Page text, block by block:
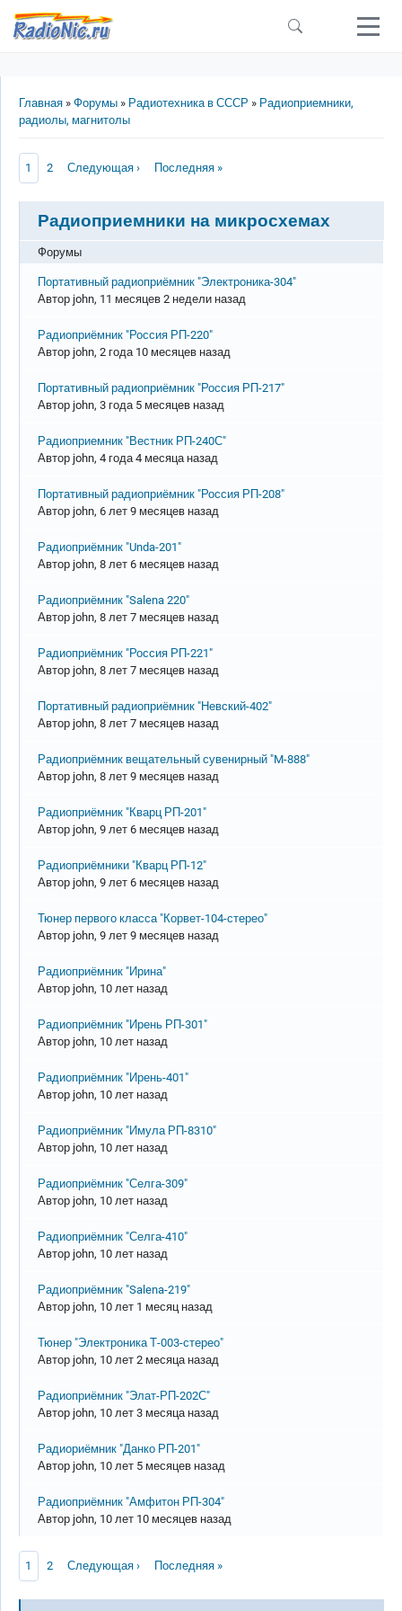
Перейти к основному содержанию
Строка навигации
Главная Форумы Радиотехника в СССР
Радиоприемники,
радиолы, магнитолы
Нумерация страниц
Текущая страница
1 Page
2 Следующая страница
Следующая › Последняя страница
Последняя »
Радиоприемники на микросхемах
Форумы
Обычная тема
Портативный радиоприёмник "Электроника-304"
Автор john, 11 месяцев 2 недели назад
Обычная тема
Радиоприёмник "Россия РП-220"
Автор john, 2 года 10 месяцев назад
Обычная тема
Портативный радиоприёмник "Россия РП-217"
Автор john, 3 года 5 месяцев назад
Обычная тема
Радиоприемник "Вестник РП-240С"
Автор john, 4 года 4 месяца назад
Обычная тема
Портативный радиоприёмник "Россия РП-208"
Автор john, 6 лет 9 месяцев назад
Обычная тема
Радиоприёмник "Unda-201"
Автор john, 8 лет 6 месяцев назад
Обычная тема
Радиоприёмник "Salena 220"
Автор john, 8 лет 7 месяцев назад
Обычная тема
Радиоприёмник "Россия РП-221"
Автор john, 8 лет 7 месяцев назад
Обычная тема
Портативный радиоприёмник "Невский-402"
Автор john, 8 лет 7 месяцев назад
Обычная тема
Радиоприёмник вещательный сувенирный "M-888"
Автор john, 8 лет 9 месяцев назад
Обычная тема
Радиоприёмник "Кварц РП-201"
Автор john, 9 лет 6 месяцев назад
Обычная тема
Радиоприёмники "Кварц РП-12"
Автор john, 9 лет 6 месяцев назад
Обычная тема
Тюнер первого класса "Корвет-104-стерео"
Автор john, 9 лет 9 месяцев назад
Обычная тема
Радиоприёмник "Ирина"
Автор john, 10 лет назад
Обычная тема
Радиоприёмник "Ирень РП-301"
Автор john, 10 лет назад
Обычная тема
Радиоприёмник "Ирень-401"
Автор john, 10 лет назад
Обычная тема
Радиоприёмник "Имула РП-8310"
Автор john, 10 лет назад
Обычная тема
Радиоприёмник "Селга-309"
Автор john, 10 лет назад
Обычная тема
Радиоприёмник "Селга-410"
Автор john, 10 лет назад
Обычная тема
Радиоприёмник "Salena-219"
Автор john, 10 лет 1 месяц назад
Обычная тема
Тюнер "Электроника Т-003-стерео"
Автор john, 10 лет 2 месяца назад
Обычная тема
Радиоприёмник "Элат-РП-202С"
Автор john, 10 лет 3 месяца назад
Обычная тема
Радиориёмник "Данко РП-201"
Автор john, 10 лет 5 месяцев назад
Обычная тема
Радиоприёмник "Амфитон РП-304"
Автор john, 10 лет 10 месяцев назад
Нумерация страниц
Текущая страница
1 Page
2 Следующая страница
Следующая › Последняя страница
Последняя »